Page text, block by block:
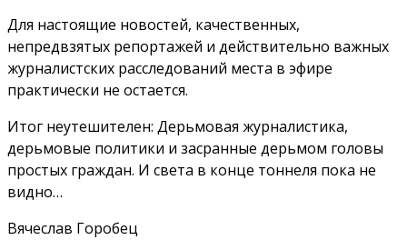
Для настоящие новостей, качественных,
непредвзятых репортажей и действительно важных
журналистских расследований места в эфире
практически не остается.
Итог неутешителен: Дерьмовая журналистика,
дерьмовые политики и засранные дерьмом головы
простых граждан. И света в конце тоннеля пока не
видно…
Вячеслав Горобец